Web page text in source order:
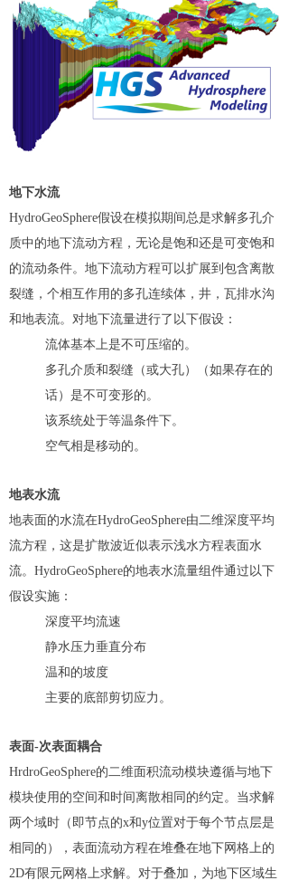
地下水流
HydroGeoSphere假设在模拟期间总是求解多孔介
质中的地下流动方程，无论是饱和还是可变饱和
的流动条件。地下流动方程可以扩展到包含离散
裂缝，个相互作用的多孔连续体，井，瓦排水沟
和地表流。对地下流量进行了以下假设：
流体基本上是不可压缩的。
多孔介质和裂缝（或大孔）（如果存在的
话）是不可变形的。
该系统处于等温条件下。
空气相是移动的。
地表水流
地表面的水流在HydroGeoSphere由二维深度平均
流方程，这是扩散波近似表示浅水方程表面水
流。HydroGeoSphere的地表水流量组件通过以下
假设实施：
深度平均流速
静水压力垂直分布
温和的坡度
主要的底部剪切应力。
表面-次表面耦合
HrdroGeoSphere的二维面积流动模块遵循与地下
模块使用的空间和时间离散相同的约定。当求解
两个域时（即节点的x和y位置对于每个节点层是
相同的），表面流动方程在堆叠在地下网格上的
2D有限元网格上求解。对于叠加，为地下区域生